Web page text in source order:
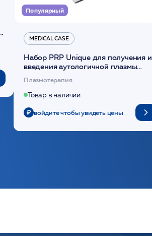
Популярный
MEDICAL CASE
Набор PRP Unique для получения и
введения аутологичной плазмы
(саше 1шт)/Medical Case
Плазмотерапия
Товар в наличии
войдите чтобы увидеть цены